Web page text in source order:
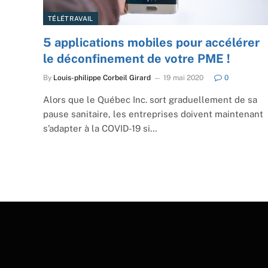
TÉLÉTRAVAIL
5 applications mobiles pour accélérer
le déconfinement de votre PME !
By Louis-philippe Corbeil Girard 19 mai 2020 0
Alors que le Québec Inc. sort graduellement de sa
pause sanitaire, les entreprises doivent maintenant
s’adapter à la COVID-19 si…